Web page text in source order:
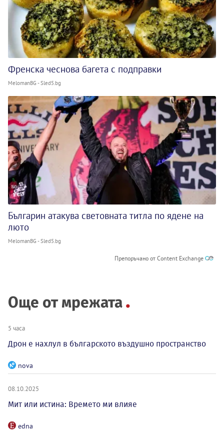
Френска чеснова багета с подправки
MelomanBG - Sled5.bg
Българин атакува световната титла по ядене на
люто
MelomanBG - Sled5.bg
Препоръчано от Content Exchange
Още от мрежата
5 часа
Дрон е нахлул в българското въздушно пространство
nova
08.10.2025
Мит или истина: Времето ми влияе
edna